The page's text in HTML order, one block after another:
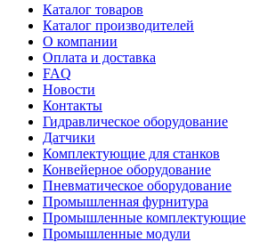
Каталог товаров
Каталог производителей
О компании
Оплата и доставка
FAQ
Новости
Контакты
Гидравлическое оборудование
Датчики
Комплектующие для станков
Конвейерное оборудование
Пневматическое оборудование
Промышленная фурнитура
Промышленные комплектующие
Промышленные модули